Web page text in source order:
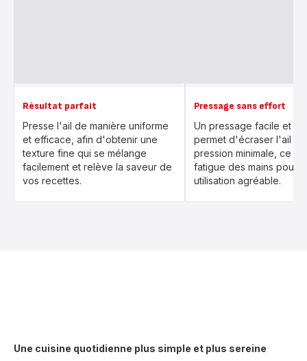
Résultat parfait
Presse l'ail de manière uniforme
et efficace, afin d'obtenir une
texture fine qui se mélange
facilement et relève la saveur de
vos recettes.
Pressage sans effort
Un pressage facile et
permet d'écraser l'ail
pression minimale, ce
fatigue des mains pour
utilisation agréable.
Une cuisine quotidienne plus simple et plus sereine